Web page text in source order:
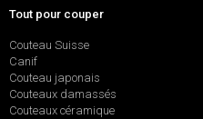
Tout pour couper
Couteau Suisse
Canif
Couteau japonais
Couteaux damassés
Couteaux céramique